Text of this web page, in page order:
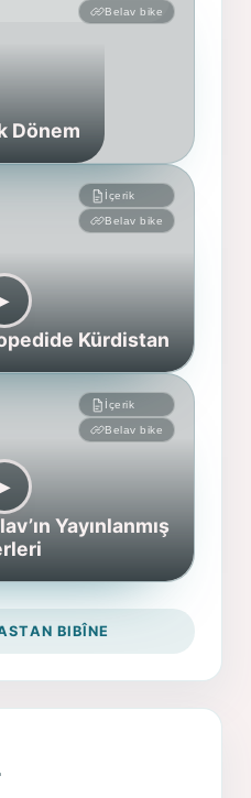
Belav bike
Dönem
İçerik
Belav bike
Kürdistan
İçerik
Belav bike
▶︎
Yayınlanmış
BIBÎNE